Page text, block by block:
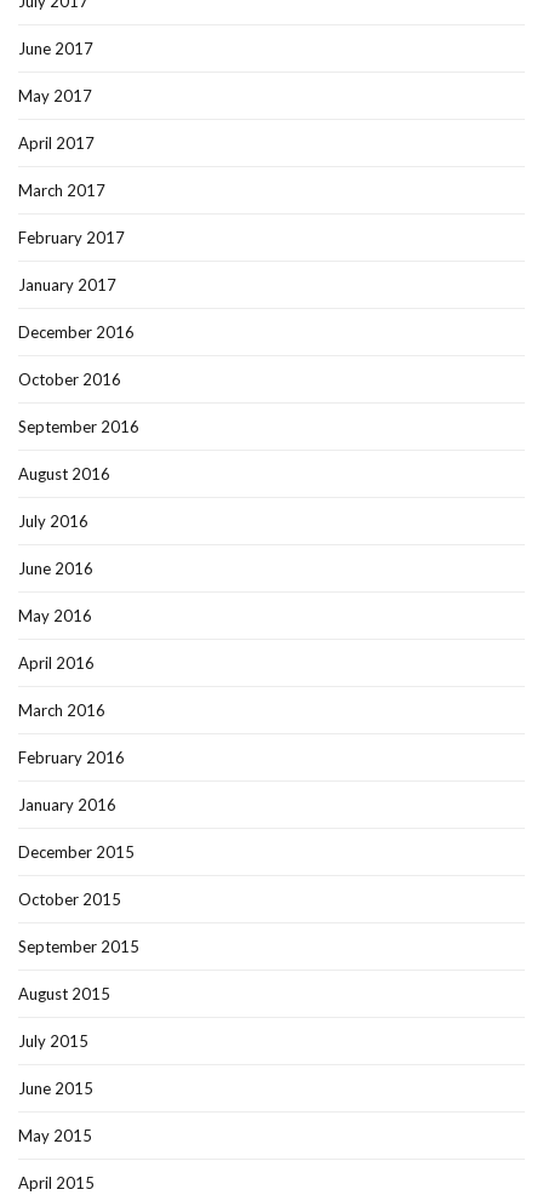
June 2017
May 2017
April 2017
March 2017
February 2017
January 2017
December 2016
October 2016
September 2016
August 2016
July 2016
June 2016
May 2016
April 2016
March 2016
February 2016
January 2016
December 2015
October 2015
September 2015
August 2015
July 2015
June 2015
May 2015
April 2015